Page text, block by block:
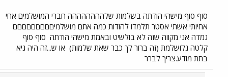
סוף סוף מישהי הודתה בשלמות שלהההההההה חברי המושלמים אחי
אחיותי אשתי אסטר תלמדו להודות כמה אתם מושלמיםםםםםםםםם
גמדה אני מקווה שזה לא בולשיט ובאמת מישהי הודתה סוף סוף
קלטה גלושלמת (זה ברור לך כבר שאת שלמות) או ש...זה היה גיא
בתת מודע.צריך לברר